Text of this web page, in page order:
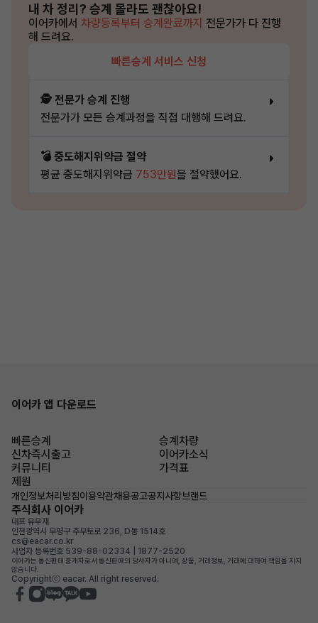
내 차 정리? 승계 몰라도 괜찮아요!
이어카에서 차량등록부터 승계완료까지 전문가가 다 진행
해 드려요.
빠른승계 서비스 신청
🕵️ 전문가 승계 진행
전문가가 모든 승계과정을 직접 대행해 드려요.
💣 중도해지위약금 절약
평균 중도해지위약금 753만원을 절약했어요.
이어카 앱 다운로드
빠른승계
승계차량
신차즉시출고
이어카소식
커뮤니티
가격표
제원
개인정보처리방침이용약관채용공고공지사항브랜드
주식회사 이어카
대표 유우재
인천광역시 부평구 주부토로 236, D동 1514호
cs@eacar.co.kr
사업자 등록번호 539-88-02334 | 1877-2520
이어카는 통신판매 중개자로서 통신판매의 당사자가 아니며, 상품, 거래정보, 거래에 대하여 책임을 지지
않습니다.
Copyrightⓒ eacar. All right reserved.